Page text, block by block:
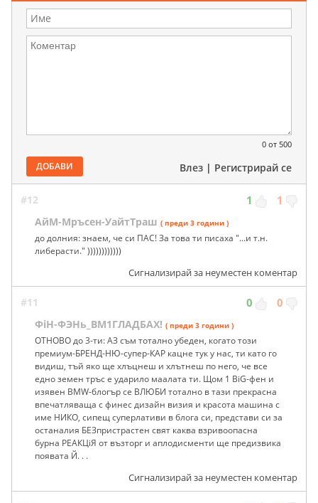
0 от 500
ДОБАВИ Влез | Регистрирай се
#12 1 1
АйМ-Мръсен-УайтТраш ( преди 3 години )
до долния: знаем, че си ПАС! За това ти писаха "...и т.н.
либерасти." ))))))))))))
Сигнализирай за неуместен коментар
#11 0 0
ФiН-ФЭНь_BM1ГЛАДБАХ! ( преди 3 години )
ОТНОВО до 3-ти: АЗ съм тотално убеден, когато този
премиум-БРЕНД-НЮ-супер-КАР кацне тук у нас, ти като го
видиш, тъй яко ще хлъцнеш и хлътнеш по него, че все
едно земен тръс е ударило маалата ти. Щом 1 BiG-фен и
изявен BMW-блогър се ВЛЮБИ тотално в тази прекрасна
впечатляваща с финес дизайн визия и красота машина с
име НИКО, сипещ суперлативи в блога си, представи си за
останалия БЕЗпристрастен свят каква взривоопасна
бурна РЕАКЦiЯ от възторг и аплодисменти ще предизвика
появата Й. . .
Сигнализирай за неуместен коментар